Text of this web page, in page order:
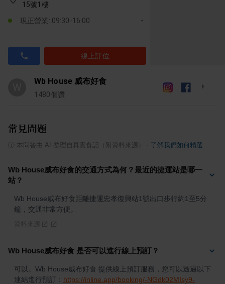
15號1樓
現正營業: 09:30-16:00
線上訂位
Wb House 威布好食
1480個讚
常見問題
本問答由 AI 整理自真實食記（附資料來源） 了解我們如何精選
Wb House威布好食的交通方式為何？最近的捷運站是哪一
站？
Wb House威布好食距離捷運忠孝復興站1號出口步行約1至5分
鐘，交通非常方便。
Wb House威布好食 是否可以進行線上預訂？
可以。Wb House威布好食 提供線上預訂服務，您可以透過以下
連結進行預訂： https://inline.app/booking/-NGdk02MIsy9-